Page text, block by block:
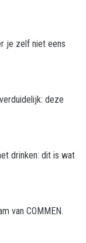
je zelf niet eens
deze
drinken: dit is wat
van COMMEN.